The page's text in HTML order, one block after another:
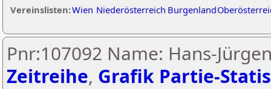
Vereinslisten:Wien Niederösterreich Burgenland
Pnr:107092 Name: Hans-
Zeitreihe, Grafik Partie-